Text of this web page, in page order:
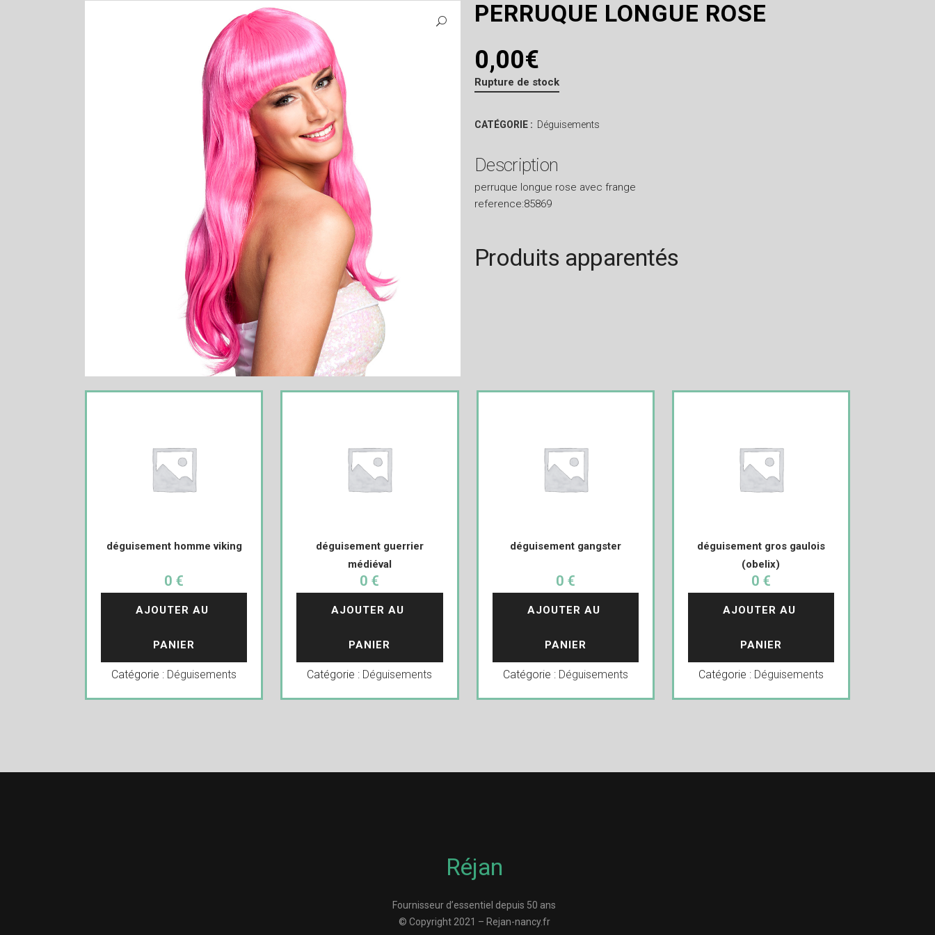
PERRUQUE LONGUE ROSE
0,00€
Rupture de stock
CATÉGORIE : Déguisements
Description
perruque longue rose avec frange
reference:85869
Produits apparentés
déguisement homme viking
0 €
AJOUTER AU
PANIER
Catégorie : Déguisements
déguisement guerrier
médiéval
0 €
AJOUTER AU
PANIER
Catégorie : Déguisements
déguisement gangster
0 €
AJOUTER AU
PANIER
Catégorie : Déguisements
déguisement gros gaulois
(obelix)
0 €
AJOUTER AU
PANIER
Catégorie : Déguisements
Réjan
Fournisseur d’essentiel depuis 50 ans
© Copyright 2021 – Rejan-nancy.fr